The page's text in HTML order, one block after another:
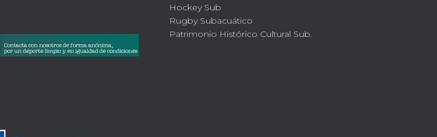
Hockey Sub
Rugby Subacuático
Patrimonio Histórico Cultural Sub.